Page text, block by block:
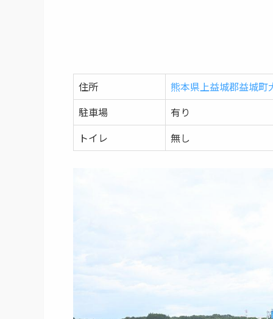
住所
熊本県上益城郡益城町
駐車場
有り
トイレ
無し